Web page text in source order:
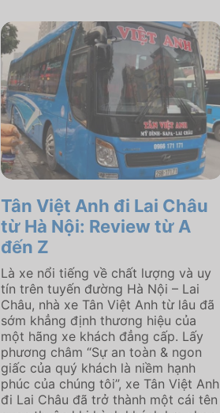
Tân Việt Anh đi Lai Châu
từ Hà Nội: Review từ A
đến Z
Là xe nổi tiếng về chất lượng và uy
tín trên tuyến đường Hà Nội – Lai
Châu, nhà xe Tân Việt Anh từ lâu đã
sớm khẳng định thương hiệu của
một hãng xe khách đẳng cấp. Lấy
phương châm “Sự an toàn & ngon
giấc của quý khách là niềm hạnh
phúc của chúng tôi”, xe Tân Việt Anh
đi Lai Châu đã trở thành một cái tên